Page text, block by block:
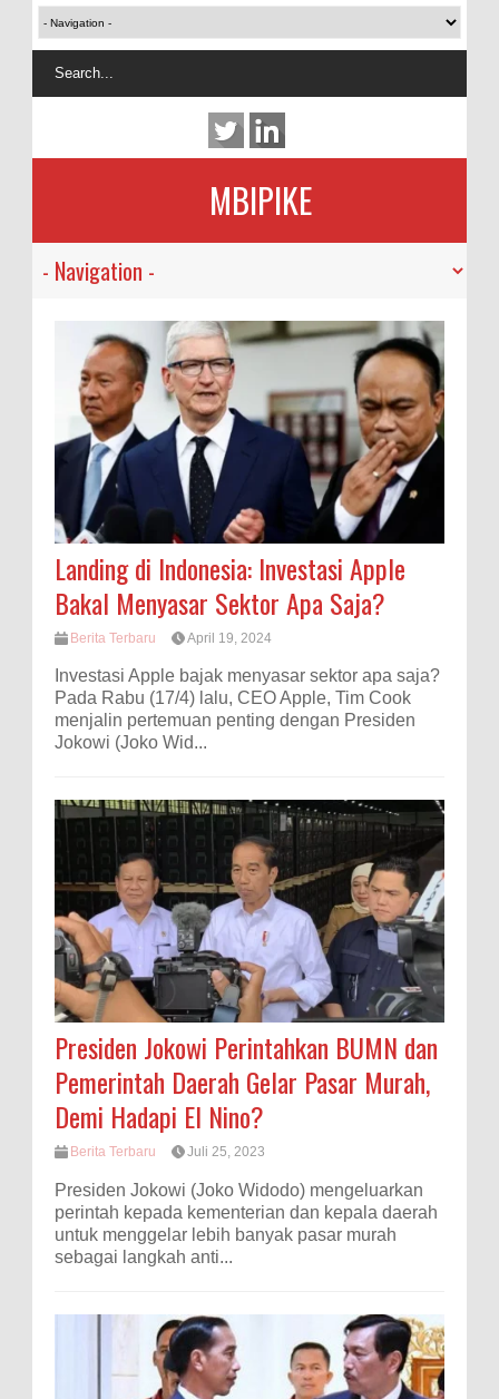
MBIPIKE
Landing di Indonesia: Investasi Apple
Bakal Menyasar Sektor Apa Saja?
Berita Terbaru April 19, 2024
Investasi Apple bajak menyasar sektor apa saja?
Pada Rabu (17/4) lalu, CEO Apple, Tim Cook
menjalin pertemuan penting dengan Presiden
Jokowi (Joko Wid...
Presiden Jokowi Perintahkan BUMN dan
Pemerintah Daerah Gelar Pasar Murah,
Demi Hadapi El Nino?
Berita Terbaru Juli 25, 2023
Presiden Jokowi (Joko Widodo) mengeluarkan
perintah kepada kementerian dan kepala daerah
untuk menggelar lebih banyak pasar murah
sebagai langkah anti...